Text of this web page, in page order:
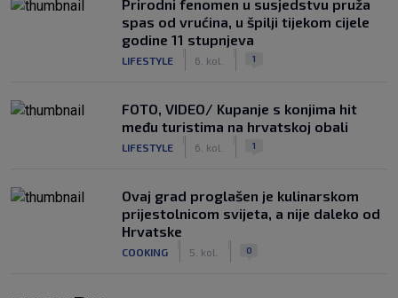
Prirodni fenomen u susjedstvu pruža
spas od vrućina, u špilji tijekom cijele
godine 11 stupnjeva
LIFESTYLE 6. kol. 1
FOTO, VIDEO/ Kupanje s konjima hit
među turistima na hrvatskoj obali
LIFESTYLE 6. kol. 1
Ovaj grad proglašen je kulinarskom
prijestolnicom svijeta, a nije daleko od
Hrvatske
COOKING 5. kol. 0